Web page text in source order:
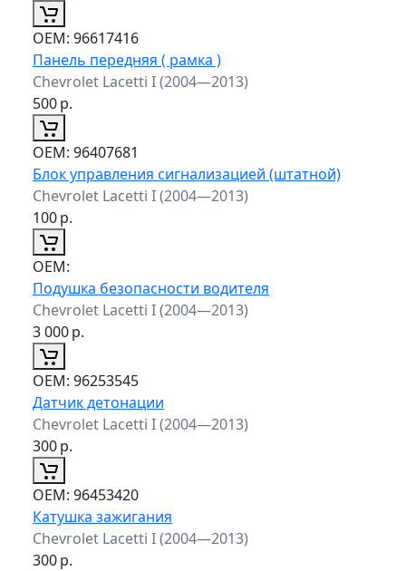
ОЕМ: 96617416
Панель передняя ( рамка )
Chevrolet Lacetti I (2004—2013)
500р.
ОЕМ: 96407681
Блок управления сигнализацией (штатной)
Chevrolet Lacetti I (2004—2013)
100р.
ОЕМ:
Подушка безопасности водителя
Chevrolet Lacetti I (2004—2013)
3 000р.
ОЕМ: 96253545
Датчик детонации
Chevrolet Lacetti I (2004—2013)
300р.
ОЕМ: 96453420
Катушка зажигания
Chevrolet Lacetti I (2004—2013)
300р.